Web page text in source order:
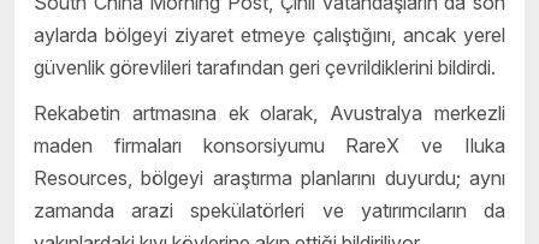
aylarda bölgeyi ziyaret etmeye çalıştığını, ancak yerel
güvenlik görevlileri tarafından geri çevrildiklerini bildirdi.
Rekabetin artmasına ek olarak, Avustralya merkezli
maden firmaları konsorsiyumu RareX ve Iluka
Resources, bölgeyi araştırma planlarını duyurdu; aynı
zamanda arazi spekülatörleri ve yatırımcıların da